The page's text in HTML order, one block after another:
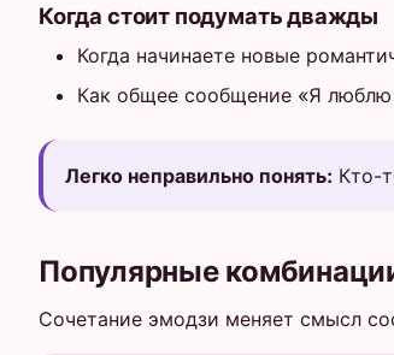
Когда стоит подумать дважды
Когда начинаете новые
Как общее сообщение «Я люблю
Легко неправильно понять: Кто-
Популярные
Сочетание эмодзи меняет смысл